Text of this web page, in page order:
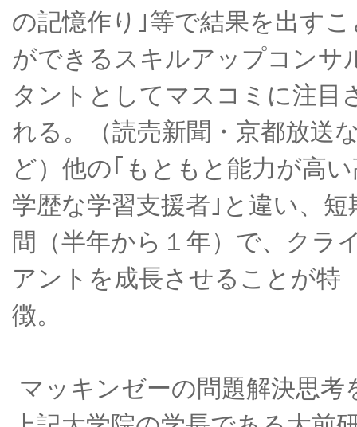
の記憶作り｣等で結果を出すこ
ができるスキルアップコンサ
タントとしてマスコミに注目
れる。（読売新聞・京都放送
ど）他の｢もともと能力が高
学歴な学習支援者｣と違い、短
間（半年から１年）で、クラ
アントを成長させることが特
徴。
マッキンゼーの問題解決思考